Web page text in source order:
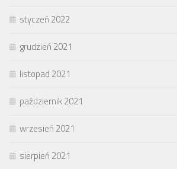
styczeń 2022
grudzień 2021
listopad 2021
październik 2021
wrzesień 2021
sierpień 2021